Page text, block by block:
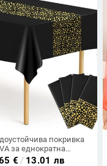
покривка
за еднократна
Черно синьо
€ / 13.01 лв